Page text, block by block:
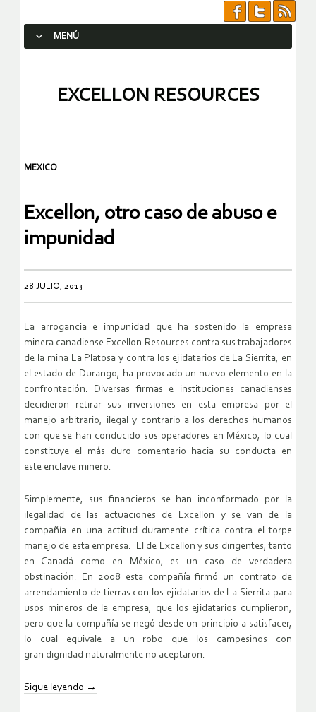
MENÚ
EXCELLON RESOURCES
MEXICO
Excellon, otro caso de abuso e
impunidad
28 JULIO, 2013
La arrogancia e impunidad que ha sostenido la empresa
minera canadiense Excellon Resources contra sus trabajadores
de la mina La Platosa y contra los ejidatarios de La Sierrita, en
el estado de Durango, ha provocado un nuevo elemento en la
confrontación. Diversasfirmas e instituciones canadienses
decidieron retirar sus inversiones en esta empresa por el
manejo arbitrario, ilegal y contrario a los derechos humanos
con que se han conducido sus operadores en México, lo cual
constituye el más duro comentario hacia su conducta en
este enclave minero.
Simplemente, sus financieros se han inconformado por la
ilegalidad de las actuaciones de Excellon y se van de la
compañía en una actitud duramente crítica contra el torpe
manejo de esta empresa. El de Excellon y sus dirigentes, tanto
en Canadá como en México, es un caso de verdadera
obstinación. En 2008 esta compañía firmó un contrato de
arrendamiento de tierras con los ejidatarios de LaSierrita para
usos mineros de la empresa, que los ejidatarios cumplieron,
pero que la compañía se negó desde un principio a satisfacer,
lo cual equivale a un robo que los campesinos con
gran dignidad naturalmente no aceptaron.
Sigue leyendo →